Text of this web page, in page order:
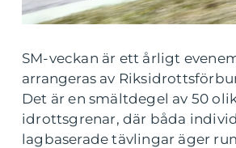
SM-veckan är ett årligt
arrangeras av
Det är en smältdegel av 50
idrottsgrenar, där båda
lagbaserade tävlingar äger